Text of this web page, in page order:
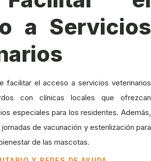
a Servicios
facilitar el acceso a servicios veterinarios
con clínicas locales que ofrezcan
especiales para los residentes. Además,
de vacunación y esterilización para
de las mascotas.